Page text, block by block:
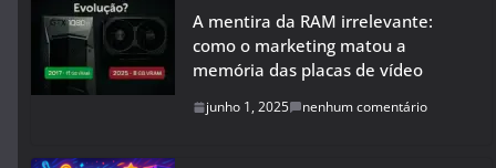
A mentira da RAM irrelevante:
como o marketing matou a
memória das placas de vídeo
junho 1, 2025 nenhum comentário